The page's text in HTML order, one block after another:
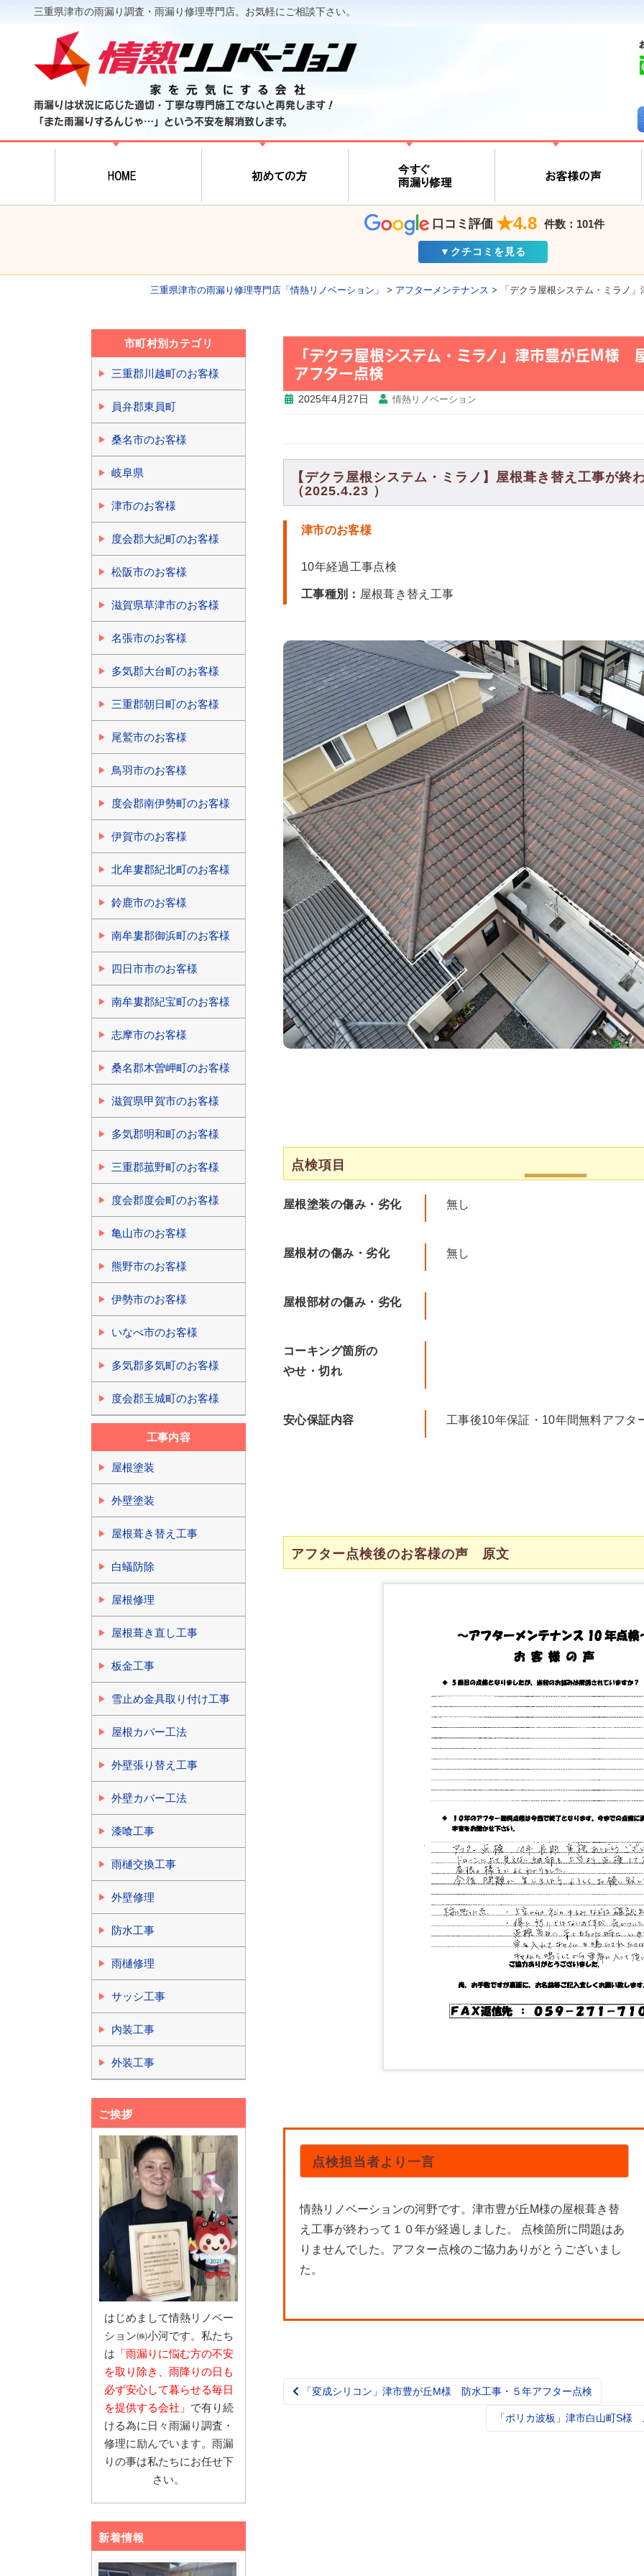
三重県津市の雨漏り調査・雨漏り修理専門店。お気軽にご相談下さい。
雨漏りは状況に応じた適切・丁寧な専門施工でないと再発します！
「また雨漏りするんじゃ…」という不安を解消致します。
口コミ評価 ★4.8 件数：101件
▼クチコミを見る
三重県津市の雨漏り修理専門店「情熱リノベーション」 > アフターメンテナンス >
「デクラ屋根システム・ミラノ
「デクラ屋根システム・ミラノ」津市豊が丘M様
アフター点検
2025年4月27日 情熱リノベーション
【デクラ屋根システム・ミラノ】屋根葺き替え工事が終
（2025.4.23 ）
津市のお客様
10年経過工事点検
工事種別： 屋根葺き替え工事
点検項目
屋根塗装の傷み・劣化 無し
屋根材の傷み・劣化 無し
屋根部材の傷み・劣化
コーキング箇所の
やせ・切れ
安心保証内容 工事後10年保証・10年間無料アフタ
アフター点検後のお客様の声 原文
点検担当者より一言
情熱リノベーションの河野です。津市豊が丘M様の屋根葺き替
え工事が終わって１０年が経過しました。 点検箇所に問題はあ
りませんでした。アフター点検のご協力ありがとうございまし
た。
Post
「変成シリコン」津市豊が丘M様 防水工事・５年アフター点検
「ポリカ波板」津市白山町S様
市町村別カテゴリ
三重郡川越町のお客様
員弁郡東員町
桑名市のお客様
岐阜県
津市のお客様
度会郡大紀町のお客様
松阪市のお客様
滋賀県草津市のお客様
名張市のお客様
多気郡大台町のお客様
三重郡朝日町のお客様
尾鷲市のお客様
鳥羽市のお客様
度会郡南伊勢町のお客様
伊賀市のお客様
北牟婁郡紀北町のお客様
鈴鹿市のお客様
南牟婁郡御浜町のお客様
四日市市のお客様
南牟婁郡紀宝町のお客様
志摩市のお客様
桑名郡木曽岬町のお客様
滋賀県甲賀市のお客様
多気郡明和町のお客様
三重郡菰野町のお客様
度会郡度会町のお客様
亀山市のお客様
熊野市のお客様
伊勢市のお客様
いなべ市のお客様
多気郡多気町のお客様
度会郡玉城町のお客様
工事内容
屋根塗装
外壁塗装
屋根葺き替え工事
白蟻防除
屋根修理
屋根葺き直し工事
板金工事
雪止め金具取り付け工事
屋根カバー工法
外壁張り替え工事
外壁カバー工法
漆喰工事
雨樋交換工事
外壁修理
防水工事
雨樋修理
サッシ工事
内装工事
外装工事
ご挨拶
はじめまして情熱リノベー
ション㈱小河です。私たち
は 「雨漏りに悩む方の不安
を取り除き、雨降りの日も
必ず安心して暮らせる毎日
を提供する会社」 で有り続
ける為に日々雨漏り調査・
修理に励んでいます。雨漏
りの事は私たちにお任せ下
さい。
新着情報